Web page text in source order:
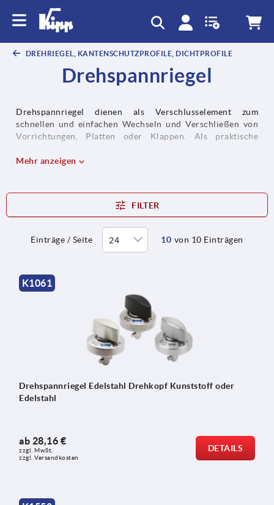
DREHRIEGEL, KANTENSCHUTZPROFILE, DICHTPROFILE
Drehspannriegel
Drehspannriegel dienen als Verschlusselement zum
schnellen und einfachen Wechseln und Verschließen von
Vorrichtungen, Platten oder Klappen. Als praktische
Drehspannriegel als werkzeuglose Bedienelemente im
Mehr anzeigen
FILTER
Einträge / Seite 10 von 10 Einträgen
K1061
Drehspannriegel Edelstahl Drehkopf Kunststoff oder
Edelstahl
ab 28,16 €
zzgl. MwSt.
zzgl. Versandkosten
DETAILS